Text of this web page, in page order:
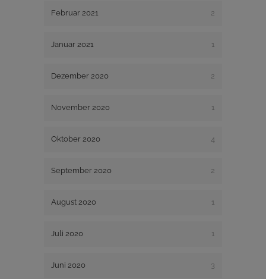
Februar 2021 2
Januar 2021 1
Dezember 2020 2
November 2020 1
Oktober 2020 4
September 2020 2
August 2020 1
Juli 2020 1
Juni 2020 3